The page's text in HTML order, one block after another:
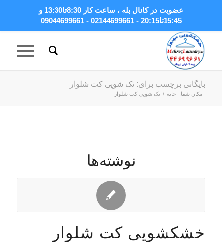
بایگانی برچسب برای: تک شویی کت شلوار
مکان شما: خانه / تک شویی کت شلوار
نوشته‌ها
خشکشویی کت شلوار
عضویت در کانال بله
، ساعت کار 8:30تا13:30 و
15:45تا20:15 - 02144699661 - 09044699661